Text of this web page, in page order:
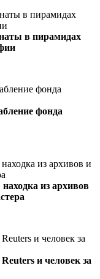
в пирамидах
фонда
из архивов
и человек за